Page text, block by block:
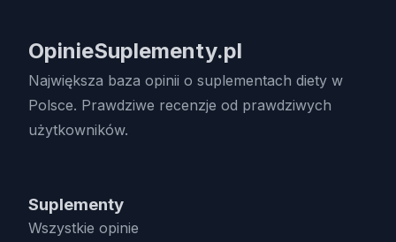
OpinieSuplementy.pl
Największa baza opinii o suplementach diety w
Polsce. Prawdziwe recenzje od prawdziwych
użytkowników.
Suplementy
Wszystkie opinie